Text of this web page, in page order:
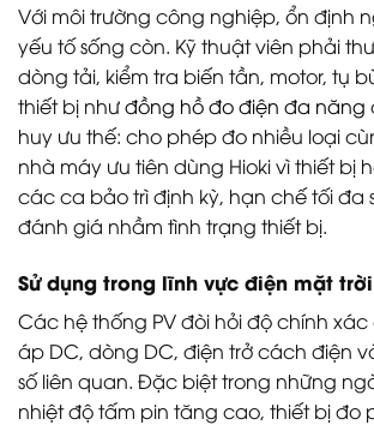
Với môi trường công nghiệp, ổn định
yếu tố sống còn. Kỹ thuật viên phải
dòng tải, kiểm tra biến tần, motor, tụ
thiết bị nhưđồng hồ đo điện đa năng
huy ưu thế: cho phép đo nhiều loại
nhà máy ưu tiên dùng Hioki vì thiết bị
các ca bảo trì định kỳ, hạn chế tối đa
đánh giá nhầm tình trạng thiết bị.
Sử dụng trong lĩnh vực điện mặt trời
Các hệ thống PV đòi hỏi độ chính
áp DC, dòng DC, điện trở cách điện
số liên quan. Đặc biệt trong những
nhiệt độ tấm pin tăng cao, thiết bị đo